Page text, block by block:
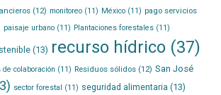
(12) monitoreo(11) México(11) pago servicios
paisaje urbano(11) Plantaciones forestales(11)
(13) recurso hídrico(37)
de colaboración (11) Residuos sólidos(12) San José
sector forestal (11) seguridad alimentaria (13)